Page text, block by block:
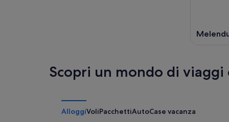
Scopri un mondo di viaggi
AlloggiVoliPacchettiAutoCase vacanza